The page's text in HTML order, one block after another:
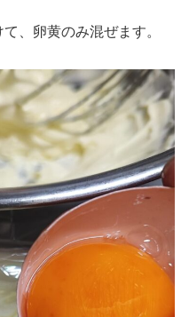
、卵黄のみ混ぜます。